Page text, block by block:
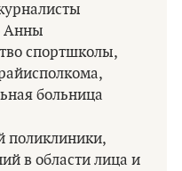
Анны
спортшколы,
больница
поликлиники,
в области лица и